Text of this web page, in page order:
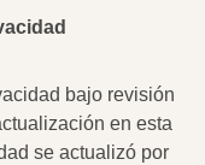
bajo revisión
en esta
se actualizó por